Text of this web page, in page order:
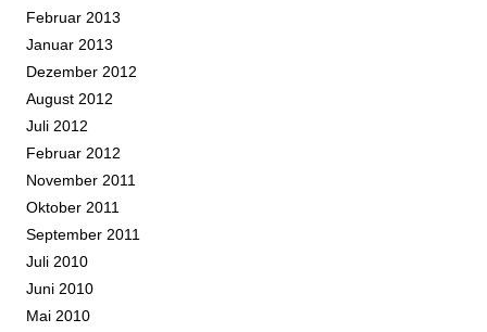
Februar 2013
Januar 2013
Dezember 2012
August 2012
Juli 2012
Februar 2012
November 2011
Oktober 2011
September 2011
Juli 2010
Juni 2010
Mai 2010